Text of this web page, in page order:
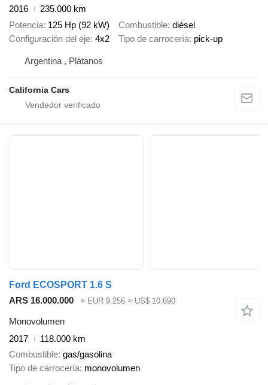
2016
235.000 km
Potencia 125 Hp (92 kW) Combustible diésel
Configuración del eje 4x2 Tipo de carrocería pick-up
Argentina , Plátanos
California Cars
Ford ECOSPORT 1.6 S
ARS 16.000.000
≈ EUR 9.256 ≈ US$ 10.690
Monovolumen
2017
118.000 km
Combustible gas/gasolina
Tipo de carrocería monovolumen